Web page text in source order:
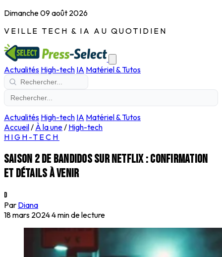
Dimanche 09 août 2026
VEILLE TECH & IA AU QUOTIDIEN
Actualités High-tech IA Matériel & Tutos
Actualités High-tech IA Matériel & Tutos
Accueil/ À la une/ High-tech
HIGH-TECH
Saison 2 de Bandidos sur Netflix : confirmation
et détails à venir
D
Par Diana
18 mars 20244 min de lecture